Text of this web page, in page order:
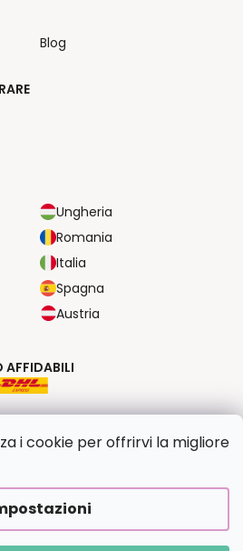
i cookie per offrirvi la migliore
Ungheria
Romania
Italia
Spagna
Austria
Blog
AFFIDABILI
Premium|UpraviloFV STUDIO
Dipingilo.it. Tutti i diritti riservati.